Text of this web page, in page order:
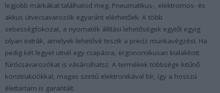
legjobb márkákat találhatod meg. Pneumatikus-, elektromos- és
akkus ütvecsavarozók egyaránt elérhetőek. A több
sebességfokozat, a nyomaték állítási lehetőségek egytől egyig
olyan extrák, amelyek lehetővé teszik a precíz munkavégzést. Ha
pedig két legyet ütnél egy csapásra, ergonomikusan kialakított
fúrócsavarozókat is vásárolhatsz. A termékek többsége kitűnő
konstrukciókkal, magas szintű elektronikával bír, így a hosszú
élettartam is garantált.